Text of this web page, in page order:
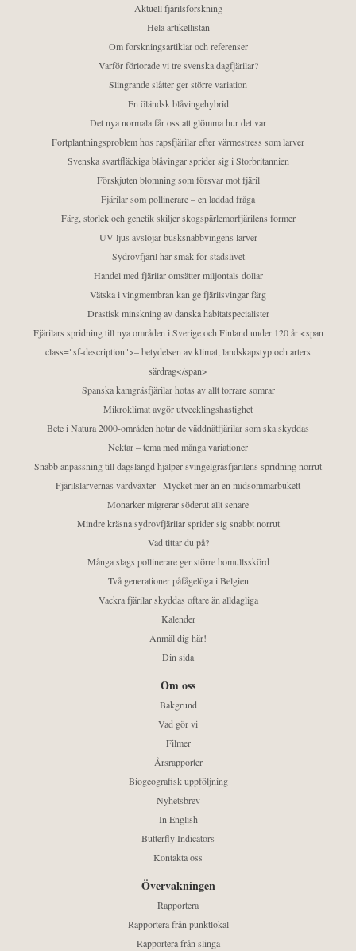
Aktuell fjärilsforskning
Hela artikellistan
Om forskningsartiklar och referenser
Varför förlorade vi tre svenska dagfjärilar?
Slingrande slåtter ger större variation
En öländsk blåvingehybrid
Det nya normala får oss att glömma hur det var
Fortplantningsproblem hos rapsfjärilar efter värmestress som larver
Svenska svartfläckiga blåvingar sprider sig i Storbritannien
Förskjuten blomning som försvar mot fjäril
Fjärilar som pollinerare – en laddad fråga
Färg, storlek och genetik skiljer skogspärlemorfjärilens former
UV-ljus avslöjar busksnabbvingens larver
Sydrovfjäril har smak för stadslivet
Handel med fjärilar omsätter miljontals dollar
Vätska i vingmembran kan ge fjärilsvingar färg
Drastisk minskning av danska habitatspecialister
Fjärilars spridning till nya områden i Sverige och Finland under 120 år <span
class="sf-description">– betydelsen av klimat, landskapstyp och arters
särdrag</span>
Spanska kamgräsfjärilar hotas av allt torrare somrar
Mikroklimat avgör utvecklingshastighet
Bete i Natura 2000-områden hotar de väddnätfjärilar som ska skyddas
Nektar – tema med många variationer
Snabb anpassning till dagslängd hjälper svingelgräsfjärilens spridning norrut
Fjärilslarvernas värdväxter– Mycket mer än en midsommarbukett
Monarker migrerar söderut allt senare
Mindre kräsna sydrovfjärilar sprider sig snabbt norrut
Vad tittar du på?
Många slags pollinerare ger större bomullsskörd
Två generationer påfågelöga i Belgien
Vackra fjärilar skyddas oftare än alldagliga
Kalender
Anmäl dig här!
Din sida
Om oss
Bakgrund
Vad gör vi
Filmer
Årsrapporter
Biogeografisk uppföljning
Nyhetsbrev
In English
Butterfly Indicators
Kontakta oss
Övervakningen
Rapportera
Rapportera från punktlokal
Rapportera från slinga